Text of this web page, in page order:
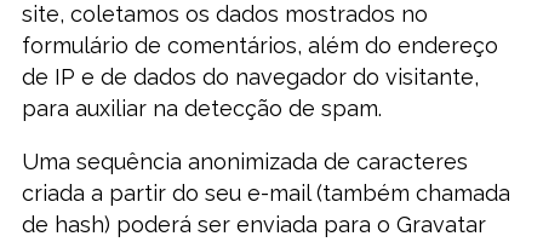
site, coletamos os dados mostrados no
formulário de comentários, além do endereço
de IP e de dados do navegador do visitante,
para auxiliar na detecção de spam.
Uma sequência anonimizada de caracteres
criada a partir do seu e-mail (também chamada
de hash) poderá ser enviada para o Gravatar